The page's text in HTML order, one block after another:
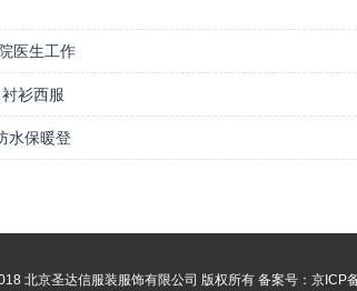
医生工作
衫西服
水保暖登
北京圣达信服装服饰有限公司 版权所有 备案号：京ICP